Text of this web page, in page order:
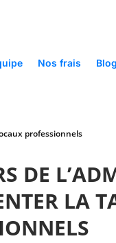
Nos frais Blog
professionnels
DE
LA